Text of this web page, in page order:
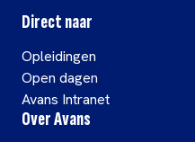
Direct naar
Opleidingen
Open dagen
Avans Intranet
Over Avans